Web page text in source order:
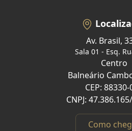
Av. Brasil,
Sala 01 - Esq.
Centro
Balneário
CEP:
CNPJ:
Como